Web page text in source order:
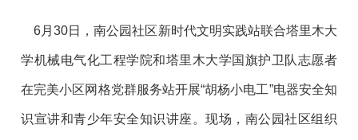
6月30日，南公园社区新时代文明实践站联合塔里木大
学机械电气化工程学院和塔里木大学国旗护卫队志愿者
在完美小区网格党群服务站开展“胡杨小电工”电器安全知
识宣讲和青少年安全知识讲座。现场，南公园社区组织